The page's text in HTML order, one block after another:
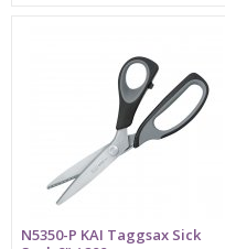
N5350-P KAI Taggsax Sick